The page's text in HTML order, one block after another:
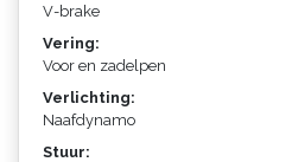
V-brake
Vering:
Voor en zadelpen
Verlichting:
Naafdynamo
Stuur: